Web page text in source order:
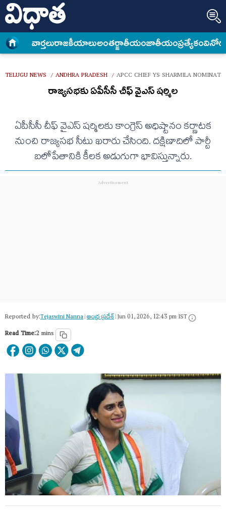
వార్త‌లురాజకీయాలుఅంత‌ర్జాతీయంజాతీయంప్రత్యేకం
TELUGU NEWS / ANDHRA PRADESH / APCC CHIEF YS SHARMILA
రాజ్యసభకు ఏపీసీసీ చీఫ్ వైఎస్ షర్మిల
ఏపీసీసీ చీఫ్ వైఎస్ షర్మిలకు కాంగ్రెస్ అధిష్టానం కర్ణాటక
నుంచి రాజ్యసభ సీటు ఖరారు చేసింది. దక్షిణాదిలో పార్టీ
బలోపేతానికి కీలక అడుగుగా భావిస్తున్నారు.
Reported by:Tejaswini Nanna|ఆంధ్ర ప్రదేశ్|Jun 01, 2026, 12:43 pm IST
Read Time:2 mins